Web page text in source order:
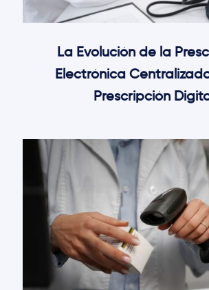
La Evolución de la
Electrónica
Prescripción